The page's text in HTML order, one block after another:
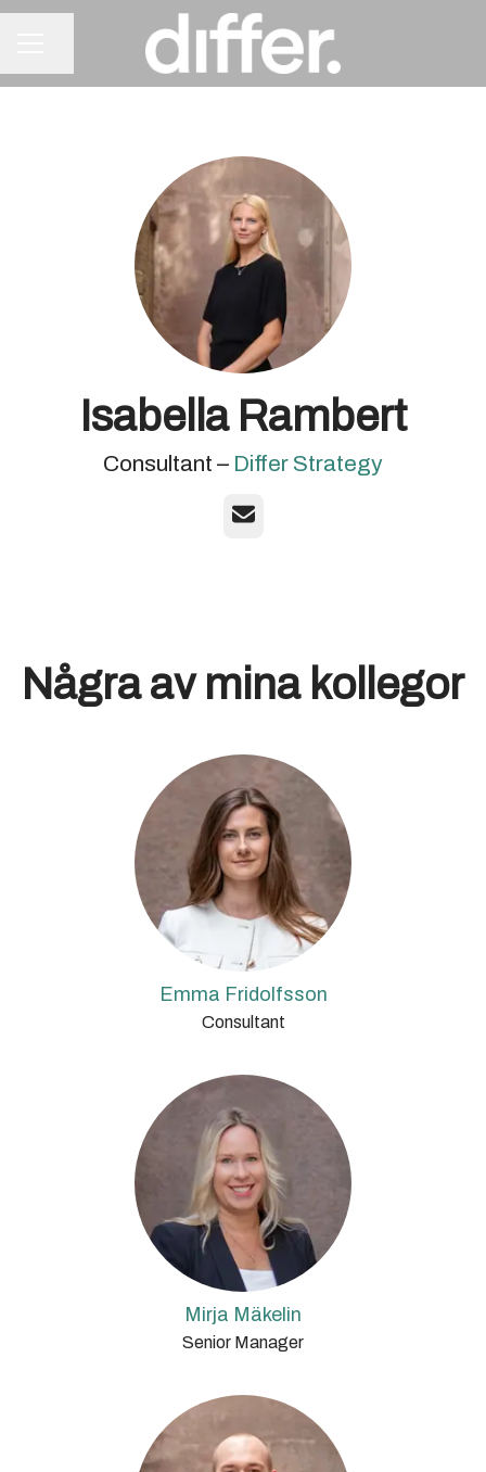
Isabella Rambert
Consultant – Differ Strategy
E-post
Några av mina kollegor
Emma Fridolfsson
Consultant
Mirja Mäkelin
Senior Manager